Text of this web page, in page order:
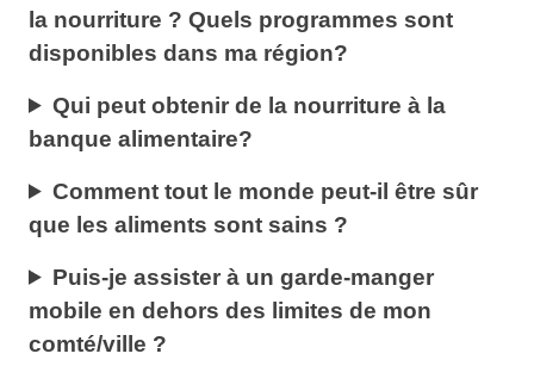
la nourriture ? Quels programmes sont
disponibles dans ma région?
Qui peut obtenir de la nourriture à la
banque alimentaire?
Comment tout le monde peut-il être sûr
que les aliments sont sains ?
Puis-je assister à un garde-manger
mobile en dehors des limites de mon
comté/ville ?